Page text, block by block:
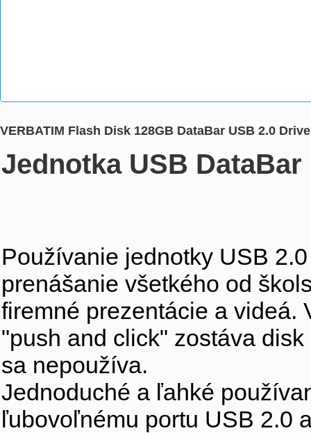
VERBATIM Flash Disk 128GB DataBar USB 2.0
Jednotka USB DataBar
Používanie jednotky USB
prenášanie všetkého od
firemné prezentácie a videá.
"push and click" zostáva
sa nepoužíva.
Jednoduché a ľahké
ľubovoľnému portu USB 2.0